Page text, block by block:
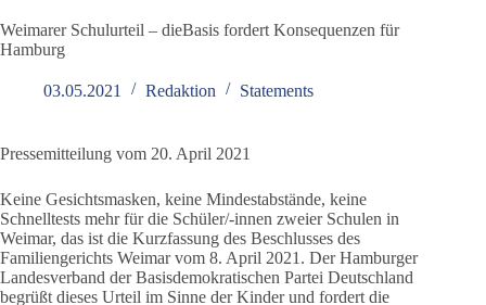
Weimarer Schulurteil – dieBasis fordert Konsequenzen für
Hamburg
03.05.2021 Redaktion Statements
Pressemitteilung vom 20. April 2021
Keine Gesichtsmasken, keine Mindestabstände, keine
Schnelltests mehr für die Schüler/-innen zweier Schulen in
Weimar, das ist die Kurzfassung des Beschlusses des
Familiengerichts Weimar vom 8. April 2021. Der Hamburger
Landesverband der Basisdemokratischen Partei Deutschland
begrüßt dieses Urteil im Sinne der Kinder und fordert die